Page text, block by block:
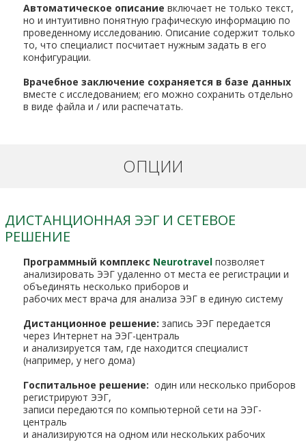
Автоматическое описание включает не только текст,
но и интуитивно понятную графическую информацию по
проведенному исследованию. Описание содержит только
то, что специалист посчитает нужным задать в его
конфигурации.
Врачебное заключение сохраняется в базе данных
вместе с исследованием; его можно сохранить отдельно
в виде файла и / или распечатать.
ОПЦИИ
ДИСТАНЦИОННАЯ ЭЭГ И СЕТЕВОЕ
РЕШЕНИЕ
Программный комплекс Neurotravel позволяет
анализировать ЭЭГ удаленно от места ее регистрации и
объединять несколько приборов и
рабочих мест врача для анализа ЭЭГ в единую систему
Дистанционное решение: запись ЭЭГ передается
через Интернет на ЭЭГ-централь
и анализируется там, где находится специалист
(например, у него дома)
Госпитальное решение: один или несколько приборов
регистрируют ЭЭГ,
записи передаются по компьютерной сети на ЭЭГ-
централь
и анализируются на одном или нескольких рабочих